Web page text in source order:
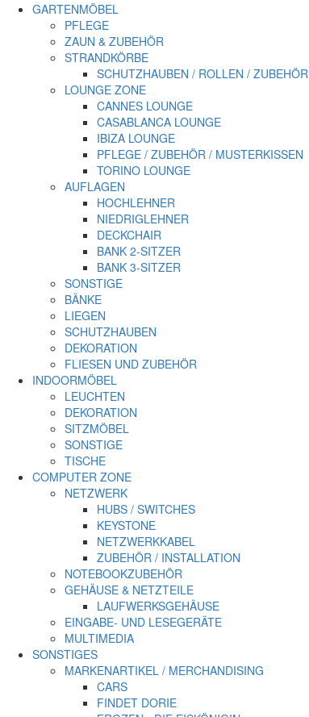
GARTENMÖBEL
PFLEGE
ZAUN & ZUBEHÖR
STRANDKÖRBE
SCHUTZHAUBEN / ROLLEN / ZUBEHÖR
LOUNGE ZONE
CANNES LOUNGE
CASABLANCA LOUNGE
IBIZA LOUNGE
PFLEGE / ZUBEHÖR / MUSTERKISSEN
TORINO LOUNGE
AUFLAGEN
HOCHLEHNER
NIEDRIGLEHNER
DECKCHAIR
BANK 2-SITZER
BANK 3-SITZER
SONSTIGE
BÄNKE
LIEGEN
SCHUTZHAUBEN
DEKORATION
FLIESEN UND ZUBEHÖR
INDOORMÖBEL
LEUCHTEN
DEKORATION
SITZMÖBEL
SONSTIGE
TISCHE
COMPUTER ZONE
NETZWERK
HUBS / SWITCHES
KEYSTONE
NETZWERKKABEL
ZUBEHÖR / INSTALLATION
NOTEBOOKZUBEHÖR
GEHÄUSE & NETZTEILE
LAUFWERKSGEHÄUSE
EINGABE- UND LESEGERÄTE
MULTIMEDIA
SONSTIGES
MARKENARTIKEL / MERCHANDISING
CARS
FINDET DORIE